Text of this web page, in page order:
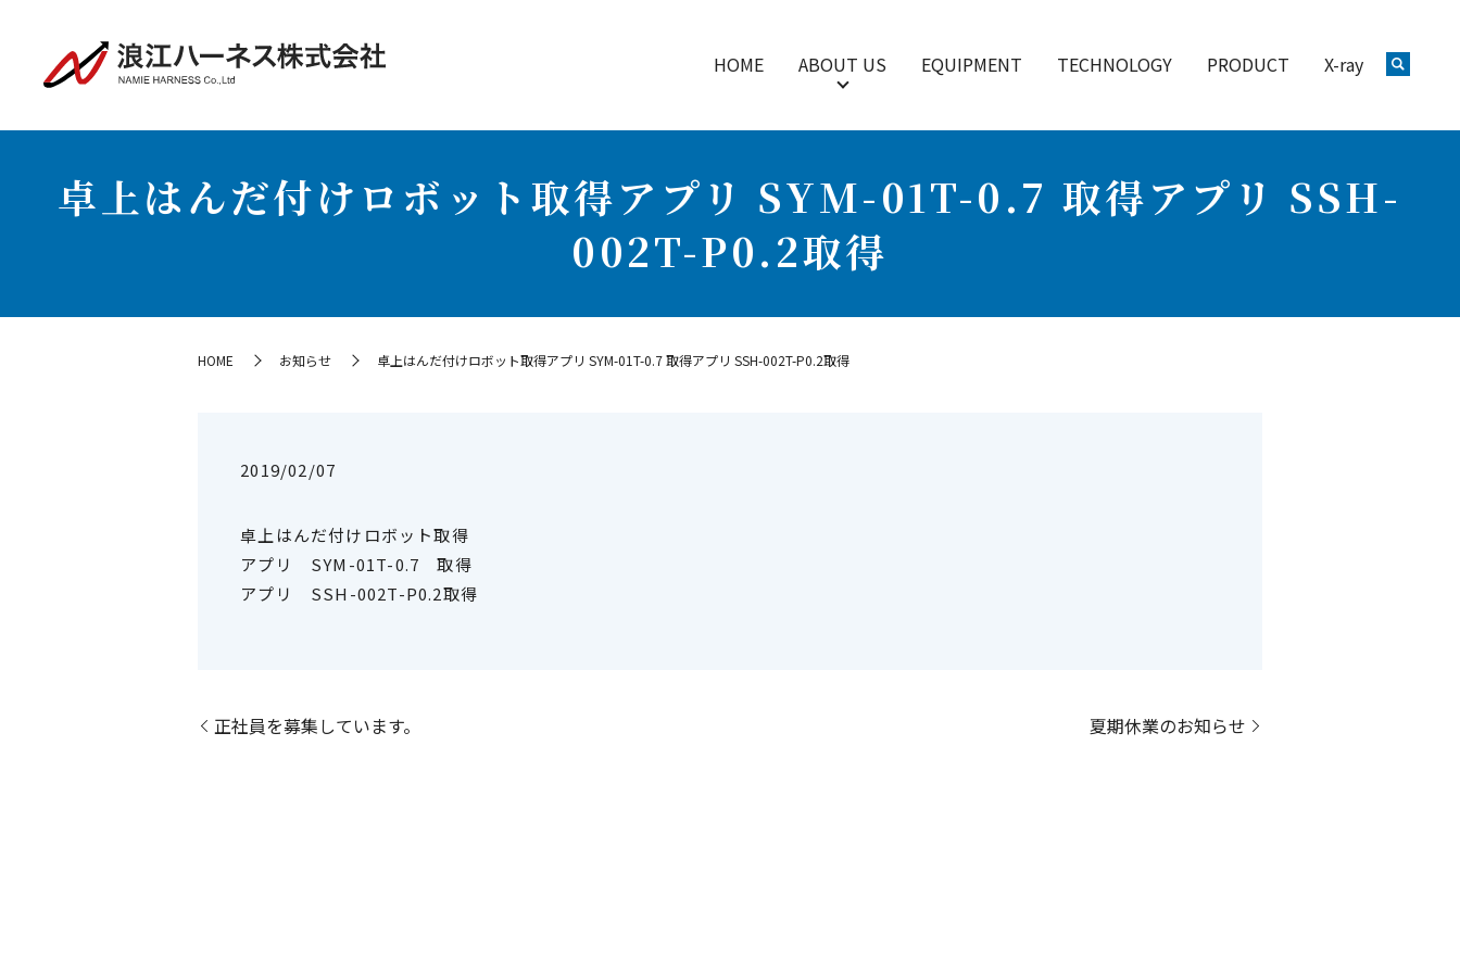
HOME ABOUT US EQUIPMENT TECHNOLOGY PRODUCT X-ray
卓上はんだ付けロボット取得アプリ SYM-01T-0.7 取得アプリ SSH-
002T-P0.2取得
HOME お知らせ 卓上はんだ付けロボット取得アプリ SYM-01T-0.7 取得アプリ SSH-002T-P0.2取得
2019/02/07
卓上はんだ付けロボット取得
アプリ SYM-01T-0.7 取得
アプリ SSH-002T-P0.2取得
正社員を募集しています。 夏期休業のお知らせ